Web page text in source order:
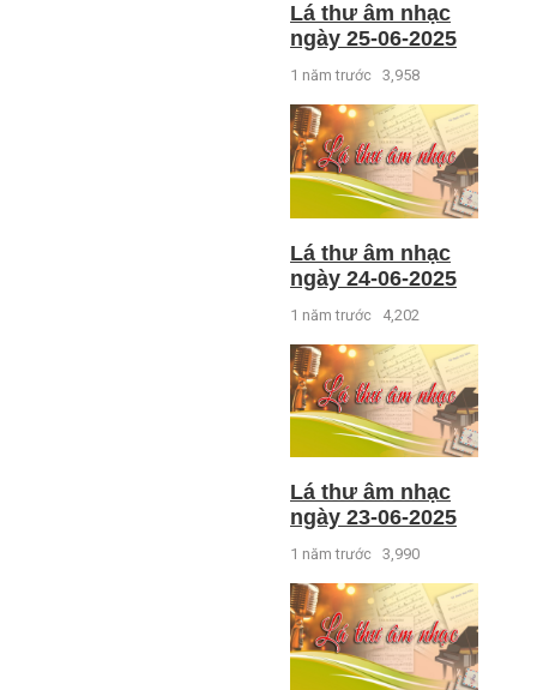
Lá thư âm nhạc
ngày 25-06-2025
1 năm trước 3,958
Lá thư âm nhạc
ngày 24-06-2025
1 năm trước 4,202
Lá thư âm nhạc
ngày 23-06-2025
1 năm trước 3,990